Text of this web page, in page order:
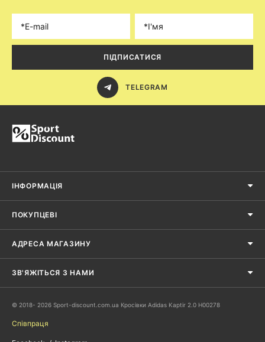
ПІДПИСАТИСЯ
TELEGRAM
ІНФОРМАЦІЯ
ПОКУПЦЕВІ
АДРЕСА МАГАЗИНУ
ЗВ'ЯЖІТЬСЯ З НАМИ
© 2018- 2026 Sport-discount.com.ua Кросівки Adidas Kaptir 2.0 H00278
Співпраця